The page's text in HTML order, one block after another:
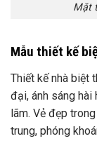
Mặt
Mẫu thiết kế
Thiết kế nhà biệt
đại, ánh sáng hài
lãm. Vẻ đẹp
trung, phóng